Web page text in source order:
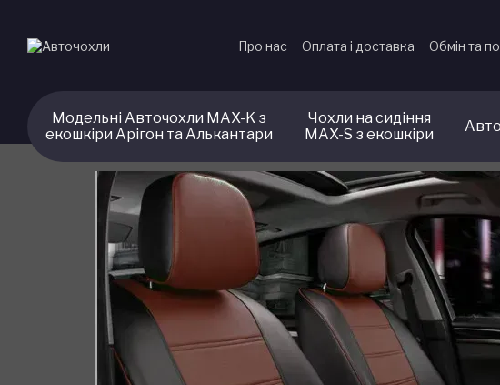
Про нас Оплата і доставка Обмін та
Модельні Авточохли MAX-K з
екошкіри Арігон та Алькантари
Чохли на сидіння
MAX-S з екошкіри